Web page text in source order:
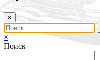
×
×
Поиск